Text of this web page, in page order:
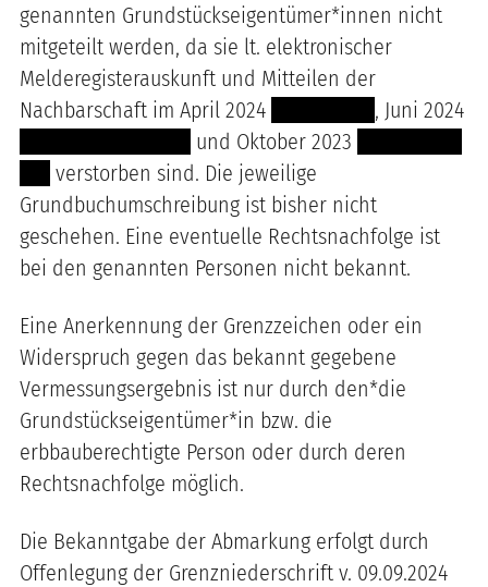
genannten Grundstückseigentümer*innen nicht
mitgeteilt werden, da sie lt. elektronischer
Melderegisterauskunft und Mitteilen der
Nachbarschaft im April 2024
, Juni 2024
und Oktober 2023
verstorben sind. Die jeweilige
Grundbuchumschreibung ist bisher nicht
geschehen. Eine eventuelle Rechtsnachfolge ist
bei den genannten Personen nicht bekannt.
Eine Anerkennung der Grenzzeichen oder ein
Widerspruch gegen das bekannt gegebene
Vermessungsergebnis ist nur durch den*die
Grundstückseigentümer*in bzw. die
erbbauberechtigte Person oder durch deren
Rechtsnachfolge möglich.
Die Bekanntgabe der Abmarkung erfolgt durch
Offenlegung der Grenzniederschrift v. 09.09.2024